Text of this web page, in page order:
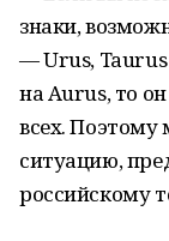
знаки,
— Urus,
на Aurus, то
всех.
ситуацию,
российскому